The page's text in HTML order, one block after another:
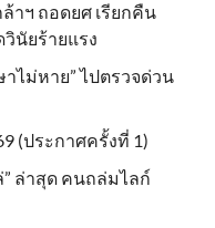
ล้าฯ ถอดยศ เรียกคืน
นัยร้ายแรง
ไม่หาย” ไปตรวจด่วน
(ประกาศครั้งที่ 1)
” ล่าสุด คนถล่มไลก์